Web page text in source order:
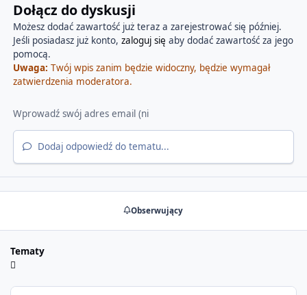
Dołącz do dyskusji
Możesz dodać zawartość już teraz a zarejestrować się później.
Jeśli posiadasz już konto, zaloguj się aby dodać zawartość za jego
pomocą.
Uwaga: Twój wpis zanim będzie widoczny, będzie wymagał
zatwierdzenia moderatora.
Dodaj odpowiedź do tematu...
Obserwujący
Tematy